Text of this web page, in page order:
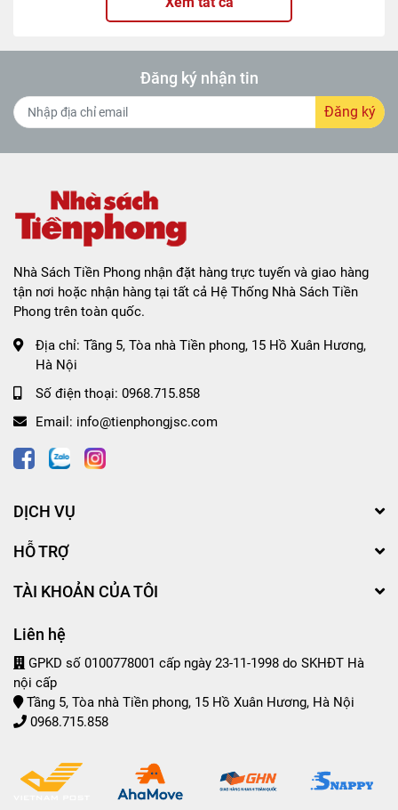
Đăng ký nhận tin
Đăng ký
Nhà Sách Tiền Phong nhận đặt hàng trực tuyến và giao hàng
tận nơi hoặc nhận hàng tại tất cả Hệ Thống Nhà Sách Tiền
Phong trên toàn quốc.
Địa chỉ: Tầng 5, Tòa nhà Tiền phong, 15 Hồ Xuân Hương,
Hà Nội
Số điện thoại: 0968.715.858
Email: info@tienphongjsc.com
DỊCH VỤ
HỖ TRỢ
TÀI KHOẢN CỦA TÔI
Liên hệ
GPKD số 0100778001 cấp ngày 23-11-1998 do SKHĐT Hà
nội cấp
Tầng 5, Tòa nhà Tiền phong, 15 Hồ Xuân Hương, Hà Nội
0968.715.858